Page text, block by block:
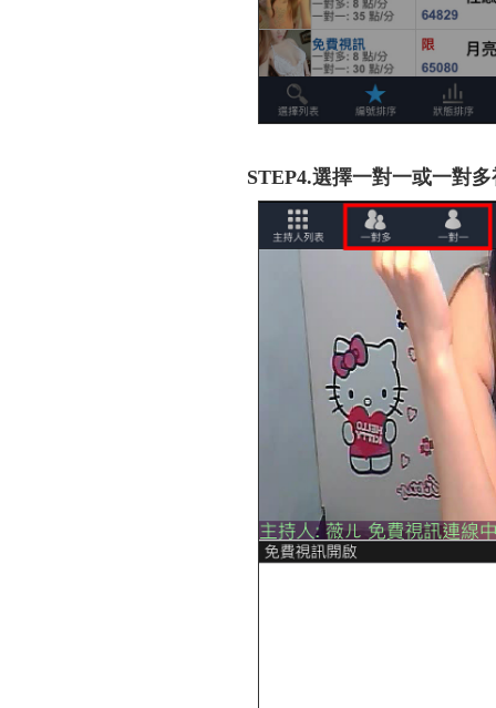
STEP4.選擇一對一或一對